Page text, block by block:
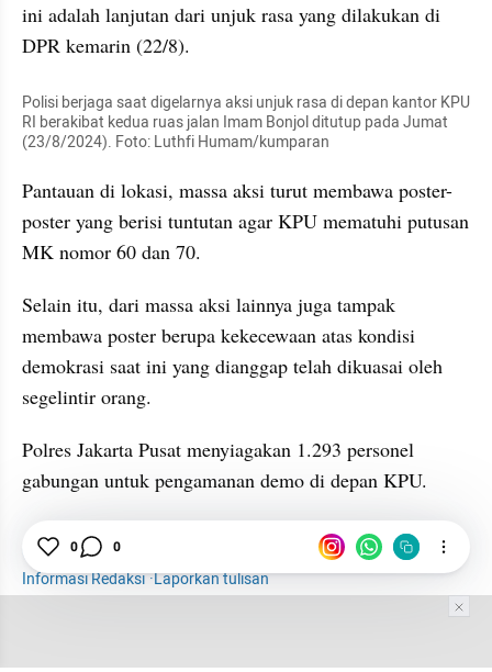
ini adalah lanjutan dari unjuk rasa yang dilakukan di
DPR kemarin (22/8).
Polisi berjaga saat digelarnya aksi unjuk rasa di depan kantor KPU
RI berakibat kedua ruas jalan Imam Bonjol ditutup pada Jumat
(23/8/2024). Foto: Luthfi Humam/kumparan
Pantauan di lokasi, massa aksi turut membawa poster-
poster yang berisi tuntutan agar KPU mematuhi putusan
MK nomor 60 dan 70.
Selain itu, dari massa aksi lainnya juga tampak
membawa poster berupa kekecewaan atas kondisi
demokrasi saat ini yang dianggap telah dikuasai oleh
segelintir orang.
Polres Jakarta Pusat menyiagakan 1.293 personel
gabungan untuk pengamanan demo di depan KPU.
Demo KPU
Informasi Redaksi·Laporkan tulisan
0 0